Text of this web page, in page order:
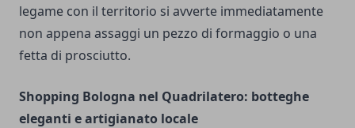
legame con il territorio si avverte immediatamente
non appena assaggi un pezzo di formaggio o una
fetta di prosciutto.
Shopping Bologna nel Quadrilatero: botteghe
eleganti e artigianato locale